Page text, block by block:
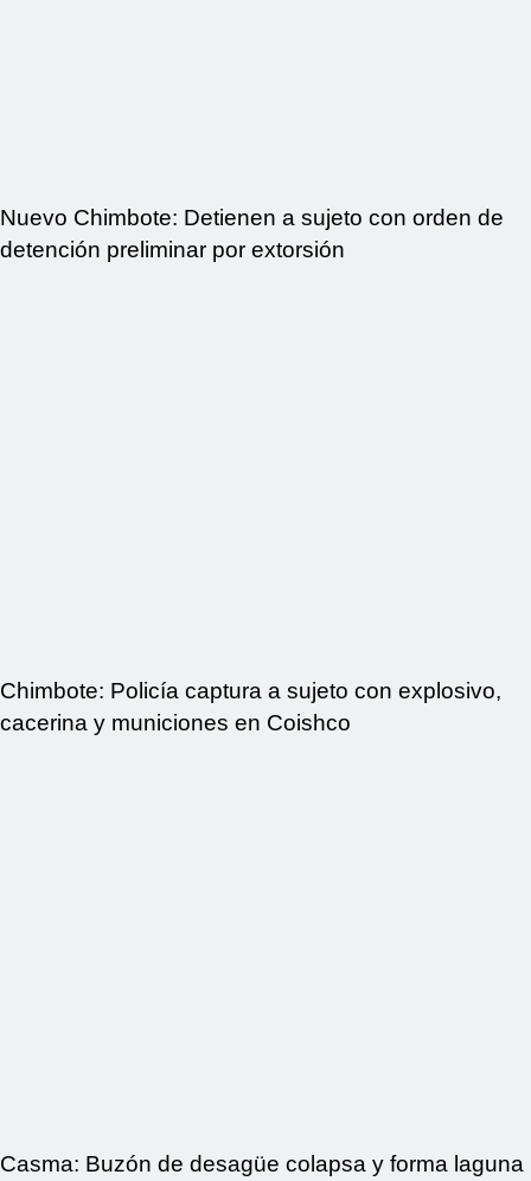
Nuevo Chimbote: Detienen a sujeto con orden de
detención preliminar por extorsión
Chimbote: Policía captura a sujeto con explosivo,
cacerina y municiones en Coishco
Casma: Buzón de desagüe colapsa y forma laguna